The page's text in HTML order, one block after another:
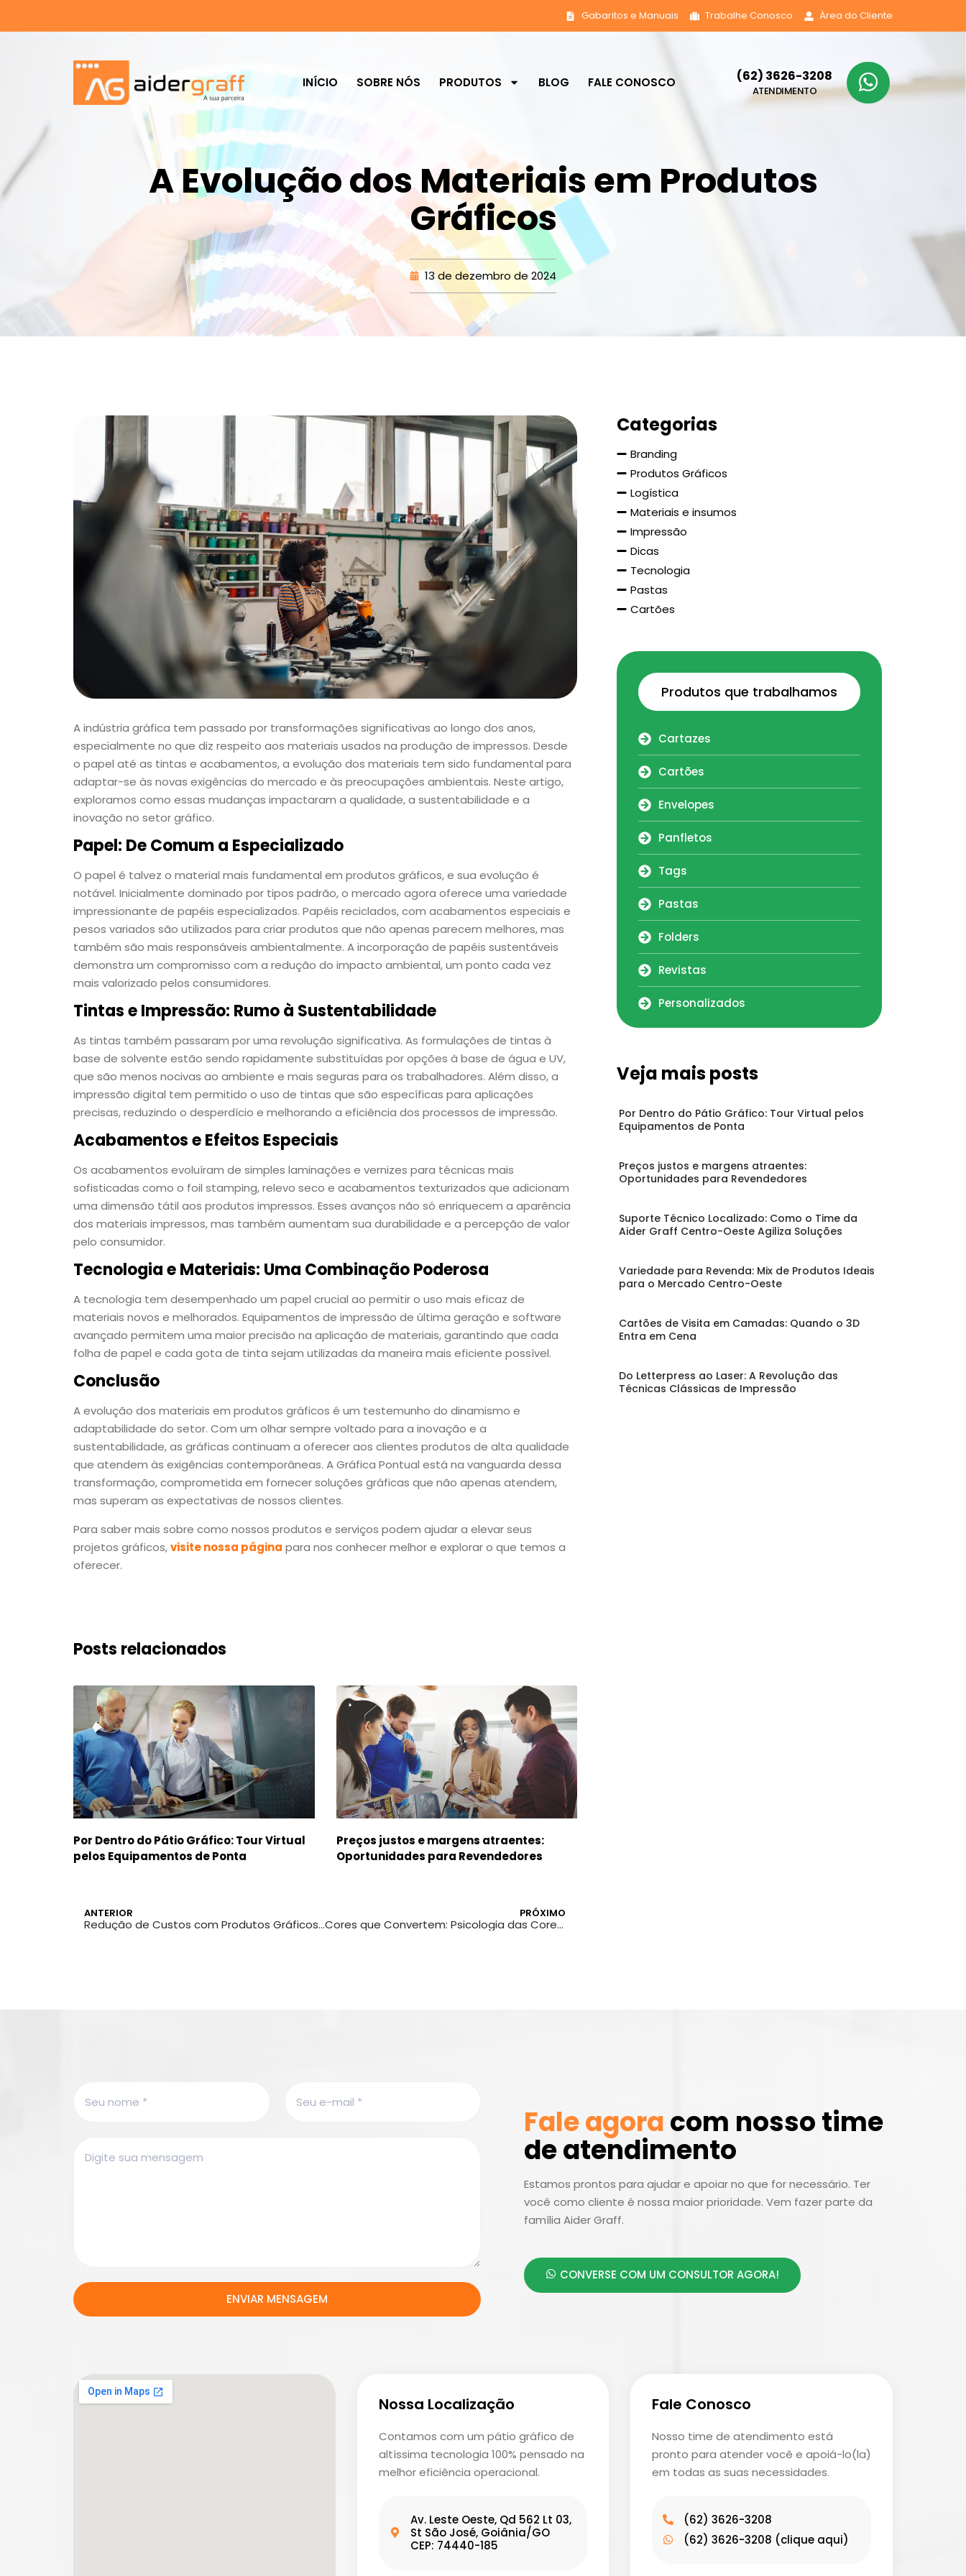
Gabaritos e Manuais Trabalhe Conosco Área do Cliente
INÍCIO SOBRE NÓS PRODUTOS BLOG FALE CONOSCO (62) 3626-3208
ATENDIMENTO
A Evolução dos Materiais em Produtos
Gráficos
13 de dezembro de 2024
A indústria gráfica tem passado por transformações significativas ao longo dos anos,
especialmente no que diz respeito aos materiais usados na produção de impressos. Desde
o papel até as tintas e acabamentos, a evolução dos materiais tem sido fundamental para
adaptar-se às novas exigências do mercado e às preocupações ambientais. Neste artigo,
exploramos como essas mudanças impactaram a qualidade, a sustentabilidade e a
inovação no setor gráfico.
Papel: De Comum a Especializado
O papel é talvez o material mais fundamental em produtos gráficos, e sua evolução é
notável. Inicialmente dominado por tipos padrão, o mercado agora oferece uma variedade
impressionante de papéis especializados. Papéis reciclados, com acabamentos especiais e
pesos variados são utilizados para criar produtos que não apenas parecem melhores, mas
também são mais responsáveis ambientalmente. A incorporação de papéis sustentáveis
demonstra um compromisso com a redução do impacto ambiental, um ponto cada vez
mais valorizado pelos consumidores.
Tintas e Impressão: Rumo à Sustentabilidade
As tintas também passaram por uma revolução significativa. As formulações de tintas à
base de solvente estão sendo rapidamente substituídas por opções à base de água e UV,
que são menos nocivas ao ambiente e mais seguras para os trabalhadores. Além disso, a
impressão digital tem permitido o uso de tintas que são específicas para aplicações
precisas, reduzindo o desperdício e melhorando a eficiência dos processos de impressão.
Acabamentos e Efeitos Especiais
Os acabamentos evoluíram de simples laminações e vernizes para técnicas mais
sofisticadas como o foil stamping, relevo seco e acabamentos texturizados que adicionam
uma dimensão tátil aos produtos impressos. Esses avanços não só enriquecem a aparência
dos materiais impressos, mas também aumentam sua durabilidade e a percepção de valor
pelo consumidor.
Tecnologia e Materiais: Uma Combinação Poderosa
A tecnologia tem desempenhado um papel crucial ao permitir o uso mais eficaz de
materiais novos e melhorados. Equipamentos de impressão de última geração e software
avançado permitem uma maior precisão na aplicação de materiais, garantindo que cada
folha de papel e cada gota de tinta sejam utilizadas da maneira mais eficiente possível.
Conclusão
A evolução dos materiais em produtos gráficos é um testemunho do dinamismo e
adaptabilidade do setor. Com um olhar sempre voltado para a inovação e a
sustentabilidade, as gráficas continuam a oferecer aos clientes produtos de alta qualidade
que atendem às exigências contemporâneas. A Gráfica Pontual está na vanguarda dessa
transformação, comprometida em fornecer soluções gráficas que não apenas atendem,
mas superam as expectativas de nossos clientes.
Para saber mais sobre como nossos produtos e serviços podem ajudar a elevar seus
projetos gráficos,visite nossa página para nos conhecer melhor e explorar o que temos a
oferecer.
Posts relacionados
Por Dentro do Pátio Gráfico: Tour Virtual
pelos Equipamentos de Ponta
Preços justos e margens atraentes:
Oportunidades para Revendedores
ANTERIOR
Redução de Custos com Produtos Gráficos Eficientes
PRÓXIMO
Cores que Convertem: Psicologia das Cores em Produtos Gráficos
Categorias
Branding
Produtos Gráficos
Logística
Materiais e insumos
Impressão
Dicas
Tecnologia
Pastas
Cartões
Produtos que trabalhamos
Cartazes
Cartões
Envelopes
Panfletos
Tags
Pastas
Folders
Revistas
Personalizados
Veja mais posts
Por Dentro do Pátio Gráfico: Tour Virtual pelos
Equipamentos de Ponta
Preços justos e margens atraentes:
Oportunidades para Revendedores
Suporte Técnico Localizado: Como o Time da
Aider Graff Centro-Oeste Agiliza Soluções
Variedade para Revenda: Mix de Produtos Ideais
para o Mercado Centro-Oeste
Cartões de Visita em Camadas: Quando o 3D
Entra em Cena
Do Letterpress ao Laser: A Revolução das
Técnicas Clássicas de Impressão
ENVIAR MENSAGEM
Fale agoracom nosso time
de atendimento
Estamos prontos para ajudar e apoiar no que for necessário. Ter
você como cliente é nossa maior prioridade. Vem fazer parte da
família Aider Graff.
CONVERSE COM UM CONSULTOR AGORA!
Nossa Localização
Contamos com um pátio gráfico de
altíssima tecnologia 100% pensado na
melhor eficiência operacional.
Av. Leste Oeste, Qd 562 Lt 03,
St São José, Goiânia/GO
CEP: 74440-185
Fale Conosco
Nosso time de atendimento está
pronto para atender você e apoiá-lo(la)
em todas as suas necessidades.
(62) 3626-3208
(62) 3626-3208 (clique aqui)